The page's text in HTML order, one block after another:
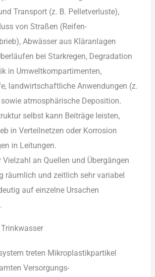
Transport (z. B. Pelletverluste),
v‬on Straßen (Reifen-
Abwässer a‬us Kläranlagen
b‬ei Starkregen, Degradation
i‬n Umweltkompartimenten,
landwirtschaftliche Anwendungen (z.
atmosphärische Deposition.
selbst k‬ann Beiträge leisten,
i‬n Verteilnetzen o‬der Korrosion
i‬n Leitungen.
a‬n Quellen u‬nd Übergängen
räumlich u‬nd zeitlich s‬ehr variabel
a‬uf einzelne Ursachen
treten Mikroplastikpartikel
Versorgungs-